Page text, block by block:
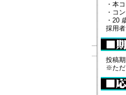
・本
・コ
・20
採用
投稿
※ただ